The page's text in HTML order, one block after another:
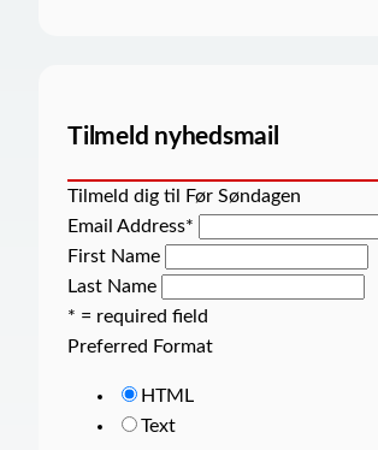
Tilmeld nyhedsmail
Tilmeld dig til Før Søndagen
Email Address*
First Name
Last Name
* = required field
Preferred Format
HTML
Text